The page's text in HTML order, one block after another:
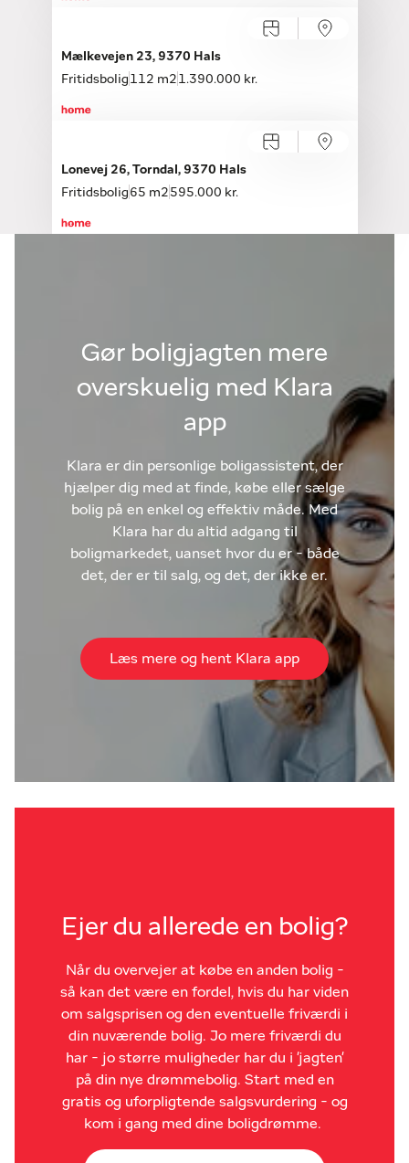
Mælkevejen 23, 9370 Hals
Fritidsbolig 112 m2 1.390.000 kr.
Lonevej 26, Torndal, 9370 Hals
Fritidsbolig 65 m2 595.000 kr.
Gør boligjagten mere
overskuelig med Klara
app
Klara er din personlige boligassistent, der
hjælper dig med at finde, købe eller sælge
bolig på en enkel og effektiv måde. Med
Klara har du altid adgang til
boligmarkedet, uanset hvor du er - både
det, der er til salg, og det, der ikke er.
Læs mere og hent Klara app
Ejer du allerede en bolig?
Når du overvejer at købe en anden bolig -
så kan det være en fordel, hvis du har viden
om salgsprisen og den eventuelle friværdi i
din nuværende bolig. Jo mere friværdi du
har - jo større muligheder har du i 'jagten'
på din nye drømmebolig. Start med en
gratis og uforpligtende salgsvurdering - og
kom i gang med dine boligdrømme.